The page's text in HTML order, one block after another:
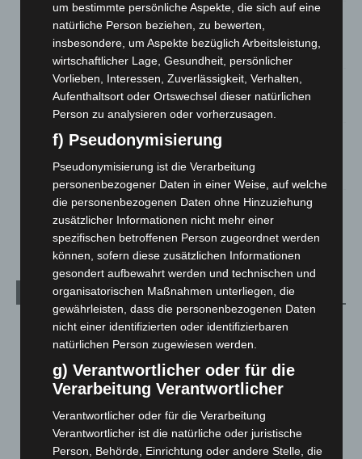
Mann läuft mit Hockeyschläger über A7 – Polizei sucht
Zeugen
Celle: Mensch stirbt bei Bagger-Unfall auf Baustelle
Gasleitung bei McDonald’s-Umbau in Langenhagen
5. August 2026
Anklage nach Abschaltung von „Archetyp Market“ erhoben
3. August 2026
Kategorien
Blaulicht
Corona-News
Hannover und Region
Langenhagen und Ortsteile
Leserbriefe
Menschen
um bestimmte persönliche Aspekte, die sich auf eine
natürliche Person beziehen, zu bewerten,
insbesondere, um Aspekte bezüglich Arbeitsleistung,
wirtschaftlicher Lage, Gesundheit, persönlicher
Vorlieben, Interessen, Zuverlässigkeit, Verhalten,
Aufenthaltsort oder Ortswechsel dieser natürlichen
Person zu analysieren oder vorherzusagen.
f) Pseudonymisierung
Pseudonymisierung ist die Verarbeitung
personenbezogener Daten in einer Weise, auf welche
die personenbezogenen Daten ohne Hinzuziehung
zusätzlicher Informationen nicht mehr einer
spezifischen betroffenen Person zugeordnet werden
können, sofern diese zusätzlichen Informationen
gesondert aufbewahrt werden und technischen und
organisatorischen Maßnahmen unterliegen, die
gewährleisten, dass die personenbezogenen Daten
nicht einer identifizierten oder identifizierbaren
natürlichen Person zugewiesen werden.
g) Verantwortlicher oder für die
Verarbeitung Verantwortlicher
Verantwortlicher oder für die Verarbeitung
Verantwortlicher ist die natürliche oder juristische
Person, Behörde, Einrichtung oder andere Stelle, die